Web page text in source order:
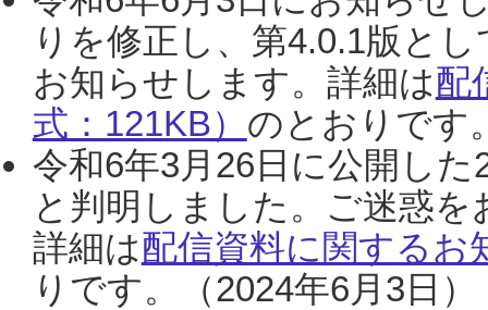
りを修正し、第4.0.1版と
お知らせします。詳細は配
式：121KB） のとおりです
令和6年3月26日に公開し
と判明しました。ご迷惑
詳細は配信資料に関するお
りです。（2024年6月3日）